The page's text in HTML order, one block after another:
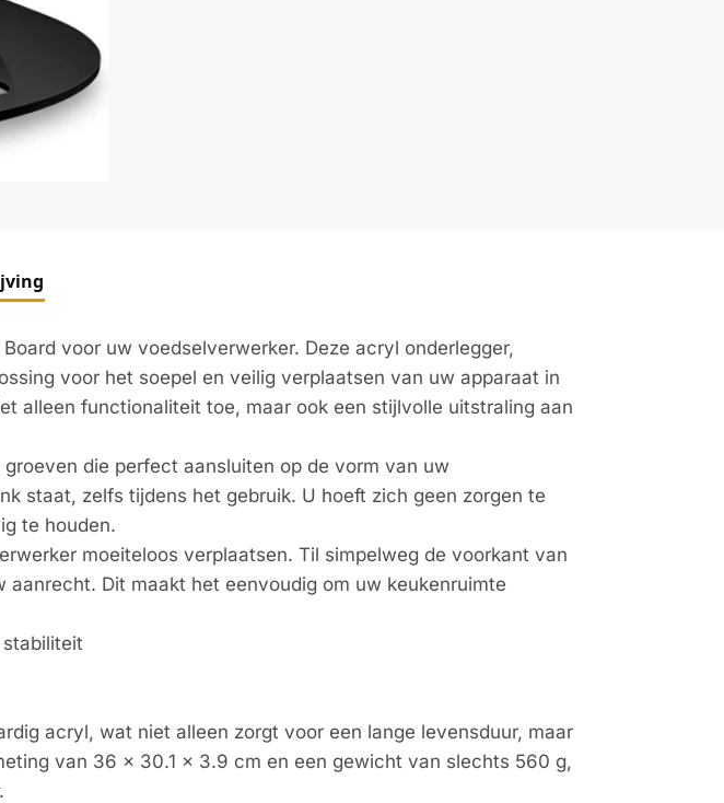
voor uw voedselverwerker. Deze acryl onderlegger,
voor het soepel en veilig verplaatsen van uw apparaat in
alleen functionaliteit toe, maar ook een stijlvolle uitstraling aan
die perfect aansluiten op de vorm van uw
staat, zelfs tijdens het gebruik. U hoeft zich geen zorgen te
te houden.
moeiteloos verplaatsen. Til simpelweg de voorkant van
Dit maakt het eenvoudig om uw keukenruimte
acryl, wat niet alleen zorgt voor een lange levensduur, maar
van 36 x 30.1 x 3.9 cm en een gewicht van slechts 560 g,